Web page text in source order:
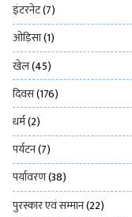
इंटरनेट(7)
ओड़िसा(1)
खेल(45)
दिवस(176)
धर्म(2)
पर्यटन(7)
पर्यावरण(38)
पुरस्कार एवं सम्मान(22)